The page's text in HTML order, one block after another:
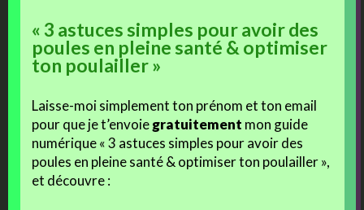
Ces articles devraient vous intéresser :
Le poussin Anka s’applique Anka & AB
« 3 astuces simples pour avoir des
poules en pleine santé & optimiser
ton poulailler »
Laisse-moi simplement ton prénom et ton email
pour que je t’envoiegratuitement mon guide
numérique « 3 astuces simples pour avoir des
poules en pleine santé & optimiser ton poulailler »,
et découvre :